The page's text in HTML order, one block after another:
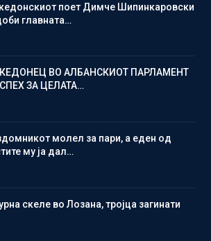
поет Димче Шипинкаровски
главната…
ВО АЛБАНСКИОТ ПАРЛАМЕНТ
ЗА ЦЕЛАТА…
молел за пари, а еден од
му ја дал…
скеле во Лозана, тројца загинати